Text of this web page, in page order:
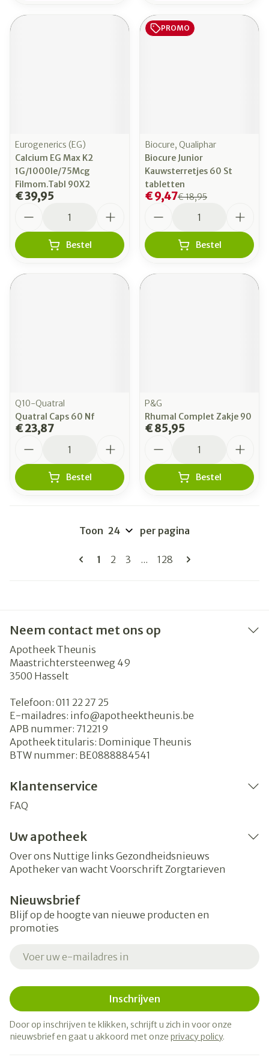
Eurogenerics (EG)
Calcium EG Max K2
1G/1000Ie/75Mcg
Filmom.Tabl 90X2
€ 39,95
Bestel
PROMO
Biocure, Qualiphar
Biocure Junior
Kauwsterretjes 60 St
tabletten
€ 18,95
€ 9,47
Bestel
Q10-Quatral
Quatral Caps 60 Nf
€ 23,87
Bestel
P&G
Rhumal Complet Zakje 90
€ 85,95
Bestel
Pagina's
U lees momenteel pagina
1 Pagina
2 Pagina
3 ... Pagina
128
Toon per pagina
Neem contact met ons op
Apotheek Theunis
Maastrichtersteenweg 49
3500 Hasselt
Telefoon: 011 22 27 25
E-mailadres: info@apotheektheunis.be
APB nummer: 712219
Apotheek titularis: Dominique Theunis
BTW nummer: BE0888884541
Klantenservice
FAQ
Uw apotheek
Over ons Nuttige links Gezondheidsnieuws
Apotheker van wacht Voorschrift Zorgtarieven
Nieuwsbrief
Blijf op de hoogte van nieuwe producten en
promoties
Inschrijven
Door op inschrijven te klikken, schrijft u zich in voor onze
nieuwsbrief en gaat u akkoord met onze privacy policy.